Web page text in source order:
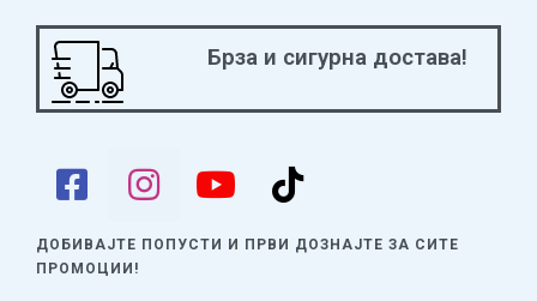
Брза и сигурна достава!
ДОБИВАЈТЕ ПОПУСТИ И ПРВИ ДОЗНАЈТЕ ЗА СИТЕ
ПРОМОЦИИ!